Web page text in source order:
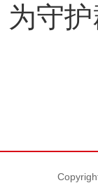
守